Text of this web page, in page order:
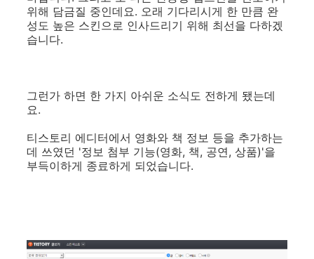
위해 담금질 중인데요. 오래 기다리시게 한 만큼 완
성도 높은 스킨으로 인사드리기 위해 최선을 다하겠
습니다.
그런가 하면 한 가지 아쉬운 소식도 전하게 됐는데
요.
티스토리 에디터에서 영화와 책 정보 등을 추가하는
데 쓰였던 '정보 첨부 기능(영화, 책, 공연, 상품)'을
부득이하게 종료하게 되었습니다.